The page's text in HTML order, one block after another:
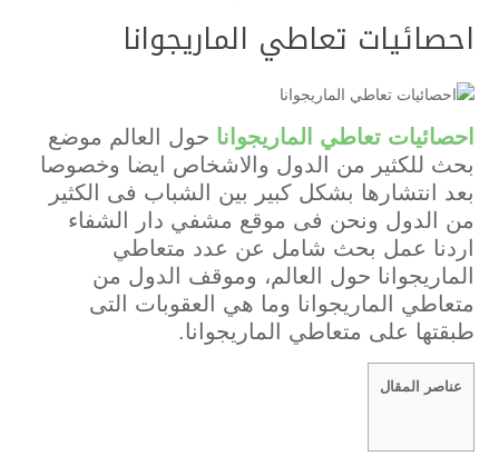
احصائيات تعاطي الماريجوانا
احصائيات تعاطي الماريجوانا حول العالم موضع
بحث للكثير من الدول والاشخاص ايضا وخصوصا
بعد انتشارها بشكل كبير بين الشباب فى الكثير
من الدول ونحن فى موقع مشفي دار الشفاء
اردنا عمل بحث شامل عن عدد متعاطي
الماريجوانا حول العالم، وموقف الدول من
متعاطي الماريجوانا وما هي العقوبات التى
طبقتها على متعاطي الماريجوانا.
عناصر المقال